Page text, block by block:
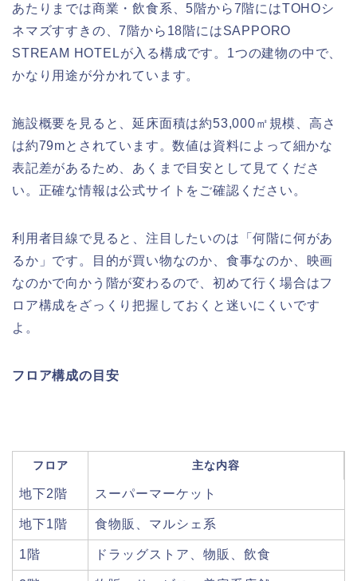
あたりまでは商業・飲食系、5階から7階にはTOHOシ
ネマズすすきの、7階から18階にはSAPPORO
STREAM HOTELが入る構成です。1つの建物の中で、
かなり用途が分かれています。
施設概要を見ると、延床面積は約53,000㎡規模、高さ
は約79mとされています。数値は資料によって細かな
表記差があるため、あくまで目安として見てくださ
い。正確な情報は公式サイトをご確認ください。
利用者目線で見ると、注目したいのは「何階に何があ
るか」です。目的が買い物なのか、食事なのか、映画
なのかで向かう階が変わるので、初めて行く場合はフ
ロア構成をざっくり把握しておくと迷いにくいです
よ。
フロア構成の目安
フロア 主な内容
地下2階 スーパーマーケット
地下1階 食物販、マルシェ系
1階 ドラッグストア、物販、飲食